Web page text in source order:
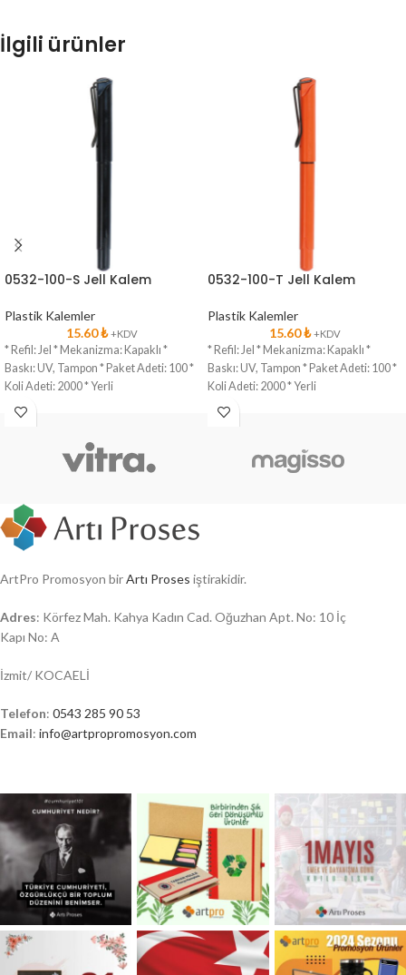
İlgili ürünler
0532-100-S Jell Kalem
Plastik Kalemler
15.60₺ +KDV
* Refil: Jel * Mekanizma: Kapaklı *
Baskı: UV, Tampon * Paket Adeti: 100 *
Koli Adeti: 2000 * Yerli
0532-100-T Jell Kalem
Plastik Kalemler
15.60₺ +KDV
* Refil: Jel * Mekanizma: Kapaklı *
Baskı: UV, Tampon * Paket Adeti: 100 *
Koli Adeti: 2000 * Yerli
ArtPro Promosyon birArtı Proses iştirakidir.
Adres: Körfez Mah. Kahya Kadın Cad. Oğuzhan Apt. No: 10 İç
Kapı No: A
İzmit/ KOCAELİ
Telefon: 0543 285 90 53
Email: info@artpropromosyon.com